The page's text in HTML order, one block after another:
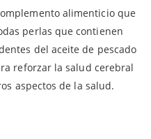
alimenticio que
perlas que contienen
del aceite de pescado
reforzar la salud cerebral
aspectos de la salud.